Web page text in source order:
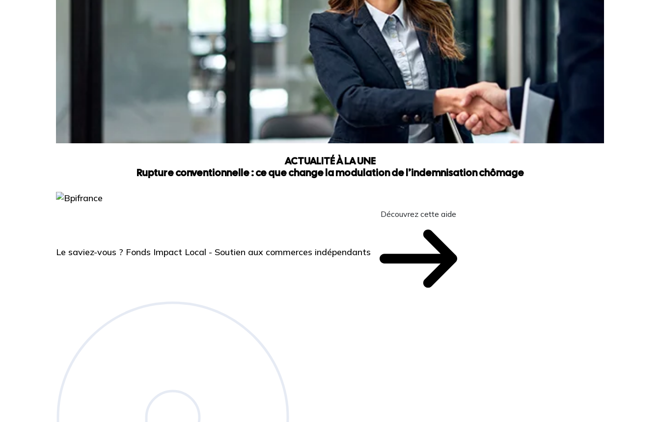
ACTUALITÉ À LA UNE
Rupture conventionnelle : ce que change la modulation de l’indemnisation chômage
Le saviez-vous ? Fonds Impact Local - Soutien aux commerces indépendants
Découvrez cette aide